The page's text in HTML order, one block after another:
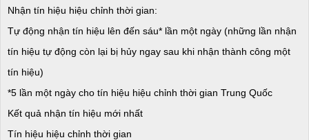
Nhận tín hiệu hiệu chỉnh thời gian:
Tự động nhận tín hiệu lên đến sáu* lần một ngày (những lần nhận
tín hiệu tự động còn lại bị hủy ngay sau khi nhận thành công một
tín hiệu)
*5 lần một ngày cho tín hiệu hiệu chỉnh thời gian Trung Quốc
Kết quả nhận tín hiệu mới nhất
Tín hiệu hiệu chỉnh thời gian